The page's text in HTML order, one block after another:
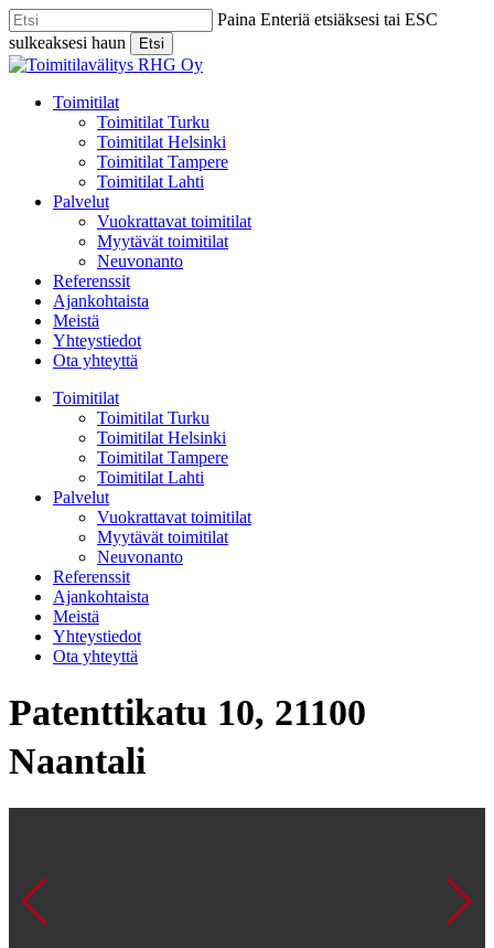
Skip
to
main
content
Paina Enteriä etsiäksesi tai ESC
sulkeaksesi haun
Etsi
Close
Menu
Toimitilat
Toimitilat Turku
Toimitilat Helsinki
Toimitilat Tampere
Toimitilat Lahti
Palvelut
Vuokrattavat toimitilat
Myytävät toimitilat
Neuvonanto
Referenssit
Ajankohtaista
Meistä
Yhteystiedot
Ota yhteyttä
Toimitilat
Toimitilat Turku
Toimitilat Helsinki
Toimitilat Tampere
Toimitilat Lahti
Palvelut
Vuokrattavat toimitilat
Myytävät toimitilat
Neuvonanto
Referenssit
Ajankohtaista
Meistä
Yhteystiedot
Ota yhteyttä
Patenttikatu 10, 21100
Naantali